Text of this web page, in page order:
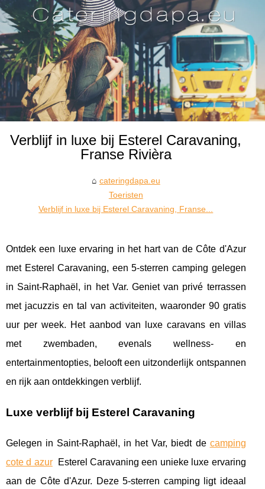
Verblijf in luxe bij Esterel Caravaning,
Franse Rivièra
cateringdapa.eu
Toeristen
Verblijf in luxe bij Esterel Caravaning, Franse...
Ontdek een luxe ervaring in het hart van de Côte d'Azur
met Esterel Caravaning, een 5-sterren camping gelegen
in Saint-Raphaël, in het Var. Geniet van privé terrassen
met jacuzzis en tal van activiteiten, waaronder 90 gratis
uur per week. Het aanbod van luxe caravans en villas
met zwembaden, evenals wellness- en
entertainmentopties, belooft een uitzonderlijk ontspannen
en rijk aan ontdekkingen verblijf.
Luxe verblijf bij Esterel Caravaning
Gelegen in Saint-Raphaël, in het Var, biedt de camping
cote d azurEsterel Caravaning een unieke luxe ervaring
aan de Côte d'Azur. Deze 5-sterren camping ligt ideaal